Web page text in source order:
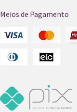
Meios de Pagamento